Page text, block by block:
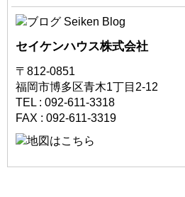
セイケンハウス株式会社
〒812-0851
福岡市博多区青木1丁目2-12
TEL : 092-611-3318
FAX : 092-611-3319